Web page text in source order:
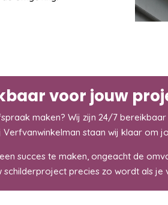
voor jouw
maken? Wij zijn 24/7
staan wij klaar om
succes te maken, ongeacht de
precies zo wordt als